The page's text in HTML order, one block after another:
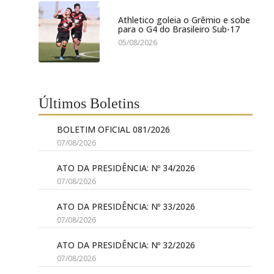
Athletico goleia o Grêmio e sobe
para o G4 do Brasileiro Sub-17
05/08/2026
Últimos Boletins
BOLETIM OFICIAL 081/2026
07/08/2026
ATO DA PRESIDÊNCIA: Nº 34/2026
07/08/2026
ATO DA PRESIDÊNCIA: Nº 33/2026
07/08/2026
ATO DA PRESIDÊNCIA: Nº 32/2026
07/08/2026